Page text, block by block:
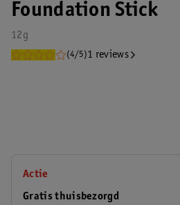
Foundation Stick
12g
(4/5)1 reviews
Actie
Gratis thuisbezorgd